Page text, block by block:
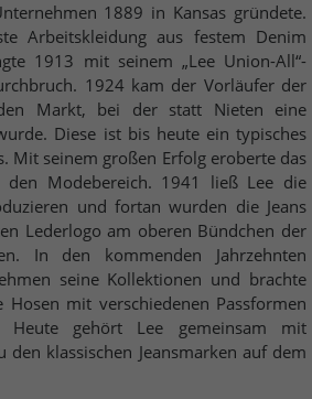
1889 in Kansas gründete.
Arbeitskleidung aus festem Denim
1913 mit seinem „Lee Union-All“-
1924 kam der Vorläufer der
den Markt, bei der statt Nieten eine
Diese ist bis heute ein typisches
Mit seinem großen Erfolg eroberte das
den Modebereich. 1941 ließ Lee die
und fortan wurden die Jeans
Lederlogo am oberen Bündchen der
In den kommenden Jahrzehnten
seine Kollektionen und brachte
Hosen mit verschiedenen Passformen
Heute gehört Lee gemeinsam mit
klassischen Jeansmarken auf dem